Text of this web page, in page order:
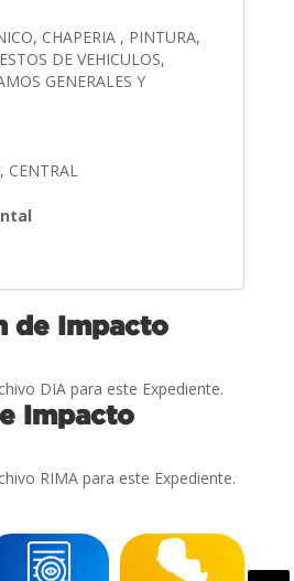
CHAPERIA , PINTURA,
DE VEHICULOS,
GENERALES Y
CENTRAL
de Impacto
DIA para este Expediente.
Impacto
RIMA para este Expediente.